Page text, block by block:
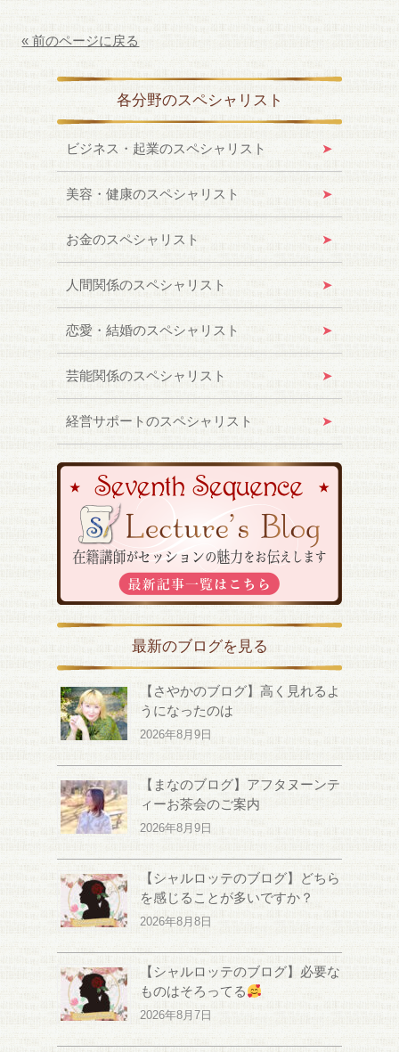
« 前のページに戻る
各分野のスペシャリスト
ビジネス・起業のスペシャリスト
美容・健康のスペシャリスト
お金のスペシャリスト
人間関係のスペシャリスト
恋愛・結婚のスペシャリスト
芸能関係のスペシャリスト
経営サポートのスペシャリスト
最新のブログを見る
【さやかのブログ】高く見れるよ
うになったのは
2026年8月9日
【まなのブログ】アフタヌーンテ
ィーお茶会のご案内
2026年8月9日
【シャルロッテのブログ】どちら
を感じることが多いですか？
2026年8月8日
【シャルロッテのブログ】必要な
ものはそろってる
2026年8月7日